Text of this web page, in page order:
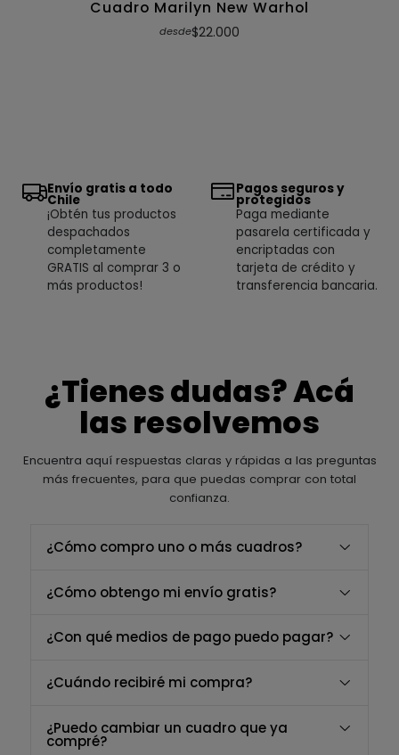
Cuadro Marilyn New Warhol
desde$22.000
Envío gratis a todo
Chile
¡Obtén tus productos
despachados
completamente
GRATIS al comprar 3 o
más productos!
Pagos seguros y
protegidos
Paga mediante
pasarela certificada y
encriptadas con
tarjeta de crédito y
transferencia bancaria.
¿Tienes dudas? Acá
las resolvemos
Encuentra aquí respuestas claras y rápidas a las preguntas
más frecuentes, para que puedas comprar con total
confianza.
¿Cómo compro uno o más cuadros?
¿Cómo obtengo mi envío gratis?
¿Con qué medios de pago puedo pagar?
¿Cuándo recibiré mi compra?
¿Puedo cambiar un cuadro que ya
compré?